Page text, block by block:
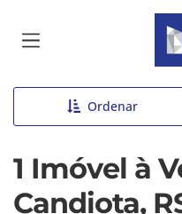
Ordenar
1 Imóvel à
Candiota,